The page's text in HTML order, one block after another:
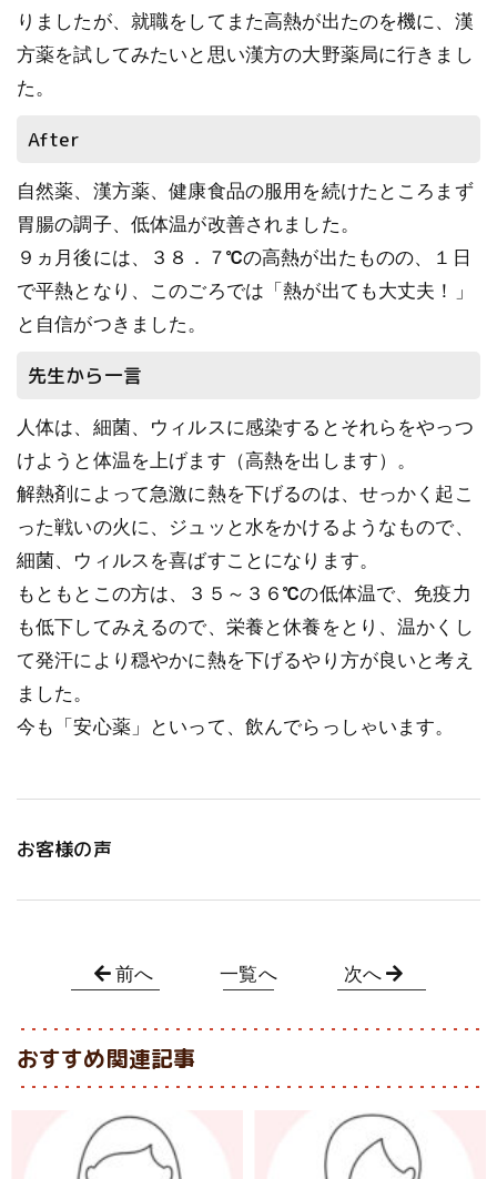
りましたが、就職をしてまた高熱が出たのを機に、漢
方薬を試してみたいと思い漢方の大野薬局に行きまし
た。
After
自然薬、漢方薬、健康食品の服用を続けたところまず
胃腸の調子、低体温が改善されました。
９ヵ月後には、３８．７℃の高熱が出たものの、１日
で平熱となり、このごろでは「熱が出ても大丈夫！」
と自信がつきました。
先生から一言
人体は、細菌、ウィルスに感染するとそれらをやっつ
けようと体温を上げます（高熱を出します）。
解熱剤によって急激に熱を下げるのは、せっかく起こ
った戦いの火に、ジュッと水をかけるようなもので、
細菌、ウィルスを喜ばすことになります。
もともとこの方は、３５～３６℃の低体温で、免疫力
も低下してみえるので、栄養と休養をとり、温かくし
て発汗により穏やかに熱を下げるやり方が良いと考え
ました。
今も「安心薬」といって、飲んでらっしゃいます。
お客様の声
前へ 一覧へ 次へ
おすすめ関連記事